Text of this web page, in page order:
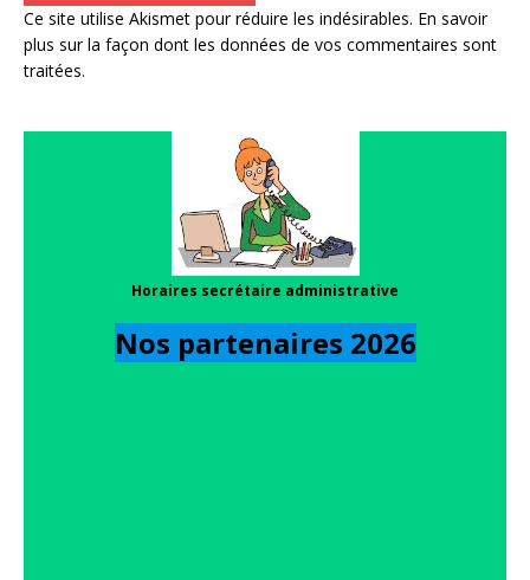
Ce site utilise Akismet pour réduire les indésirables. En savoir
plus sur la façon dont les données de vos commentaires sont
traitées.
Horaires secrétaire administrative
Nos partenaires 2026